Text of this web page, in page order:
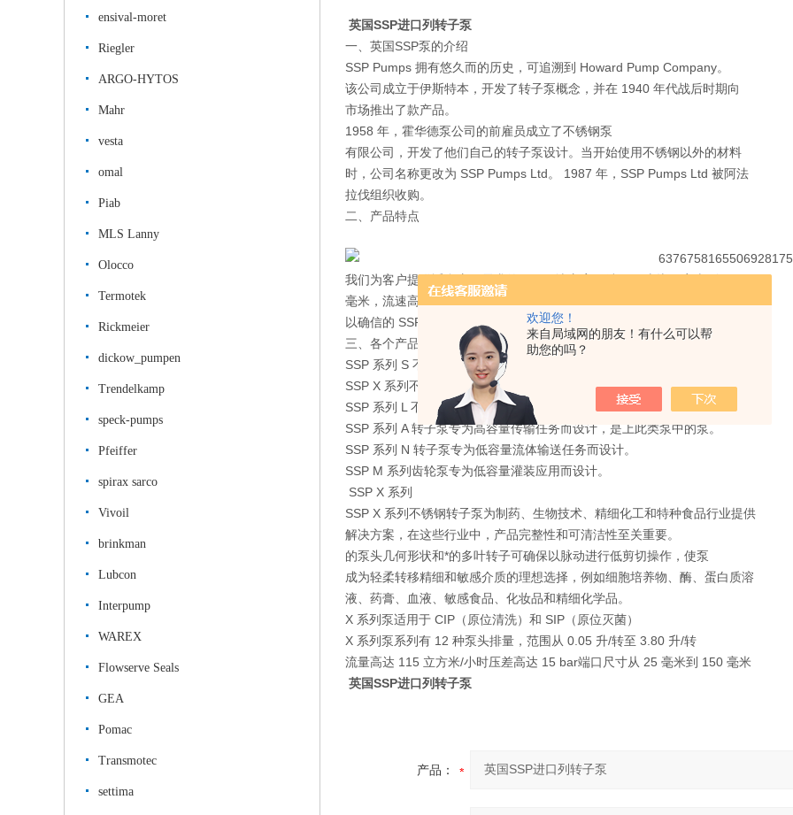
欢迎您！
来自局域网的朋友！有什么可以帮
助您的吗？
ensival-moret
Riegler
ARGO-HYTOS
Mahr
vesta
omal
Piab
MLS Lanny
Olocco
Termotek
Rickmeier
dickow_pumpen
Trendelkamp
speck-pumps
Pfeiffer
spirax sarco
Vivoil
brinkman
Lubcon
Interpump
WAREX
Flowserve Seals
GEA
Pomac
Transmotec
settima
英国SSP进口列转子泵
一、英国SSP泵的介绍
SSP Pumps 拥有悠久而的历史，可追溯到 Howard Pump Company。
该公司成立于伊斯特本，开发了转子泵概念，并在 1940 年代战后时期向
市场推出了款产品。
1958 年，霍华德泵公司的前雇员成立了不锈钢泵
有限公司，开发了他们自己的转子泵设计。当开始使用不锈钢以外的材料
时，公司名称更改为 SSP Pumps Ltd。 1987 年，SSP Pumps Ltd 被阿法
拉伐组织收购。
二、产品特点
我们为客户提供适合应用需求的工程解决方案，端口尺寸从 6 毫米到 300
毫米，流速高达 680 立方米/小时。 凭借我们的应用经验，您可
以确信的 SSP 泵将是适合这项工作的泵。
三、各个产品的技术参数
SSP 系列 S 不锈钢转子泵在过程工业的核心运行。
SSP X 系列不锈钢旋转凸轮泵提供清洁泵送。
SSP 系列 L 不锈钢转子泵为许多过程提供了简单的解决方案。
SSP 系列 A 转子泵专为高容量传输任务而设计，是上此类泵中的泵。
SSP 系列 N 转子泵专为低容量流体输送任务而设计。
SSP M 系列齿轮泵专为低容量灌装应用而设计。
SSP X 系列
SSP X 系列不锈钢转子泵为制药、生物技术、精细化工和特种食品行业提供
解决方案，在这些行业中，产品完整性和可清洁性至关重要。
的泵头几何形状和*的多叶转子可确保以脉动进行低剪切操作，使泵
成为轻柔转移精细和敏感介质的理想选择，例如细胞培养物、酶、蛋白质溶
液、药膏、血液、敏感食品、化妆品和精细化学品。
X 系列泵适用于 CIP（原位清洗）和 SIP（原位灭菌）
X 系列泵系列有 12 种泵头排量，范围从 0.05 升/转至 3.80 升/转
流量高达 115 立方米/小时压差高达 15 bar端口尺寸从 25 毫米到 150 毫米
英国SSP进口列转子泵
产品：